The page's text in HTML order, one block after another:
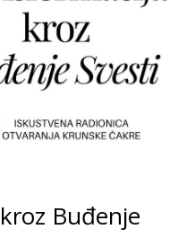
Buđenje